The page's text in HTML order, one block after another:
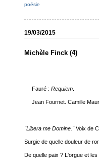
poésie
19/03/2015
Michèle Finck (4)
Fauré : Requiem.
Jean Fournet. Camille
"Libera me Domine."Voix de
Surgie de quelle douleur de
De quelle paix ? L'orgue et